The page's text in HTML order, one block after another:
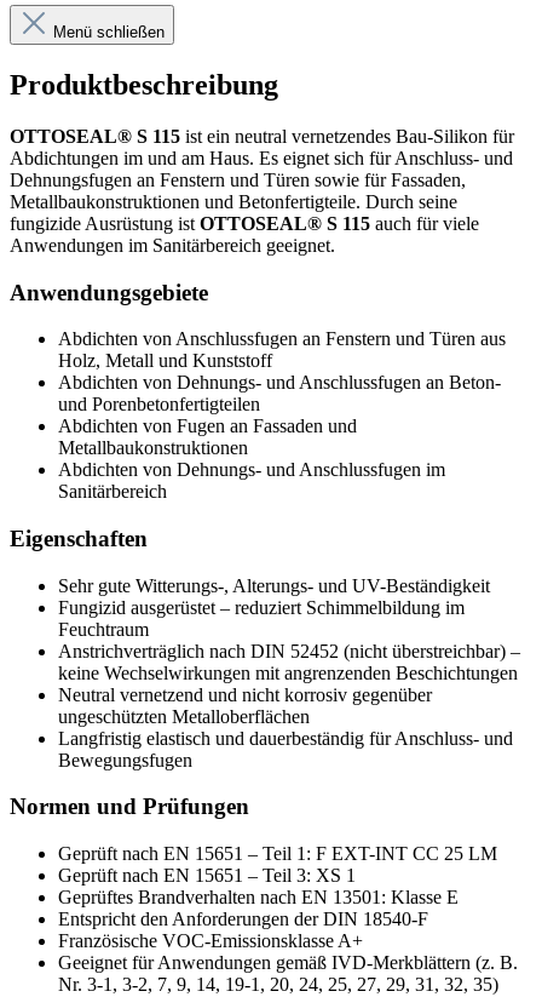
Menü schließen
Produktbeschreibung
OTTOSEAL® S 115 ist ein neutral vernetzendes Bau-Silikon für
Abdichtungen im und am Haus. Es eignet sich für Anschluss- und
Dehnungsfugen an Fenstern und Türen sowie für Fassaden,
Metallbaukonstruktionen und Betonfertigteile. Durch seine
fungizide Ausrüstung ist OTTOSEAL® S 115 auch für viele
Anwendungen im Sanitärbereich geeignet.
Anwendungsgebiete
Abdichten von Anschlussfugen an Fenstern und Türen aus
Holz, Metall und Kunststoff
Abdichten von Dehnungs- und Anschlussfugen an Beton-
und Porenbetonfertigteilen
Abdichten von Fugen an Fassaden und
Metallbaukonstruktionen
Abdichten von Dehnungs- und Anschlussfugen im
Sanitärbereich
Eigenschaften
Sehr gute Witterungs-, Alterungs- und UV-Beständigkeit
Fungizid ausgerüstet – reduziert Schimmelbildung im
Feuchtraum
Anstrichverträglich nach DIN 52452 (nicht überstreichbar) –
keine Wechselwirkungen mit angrenzenden Beschichtungen
Neutral vernetzend und nicht korrosiv gegenüber
ungeschützten Metalloberflächen
Langfristig elastisch und dauerbeständig für Anschluss- und
Bewegungsfugen
Normen und Prüfungen
Geprüft nach EN 15651 – Teil 1: F EXT-INT CC 25 LM
Geprüft nach EN 15651 – Teil 3: XS 1
Geprüftes Brandverhalten nach EN 13501: Klasse E
Entspricht den Anforderungen der DIN 18540-F
Französische VOC-Emissionsklasse A+
Geeignet für Anwendungen gemäß IVD-Merkblättern (z. B.
Nr. 3‑1, 3‑2, 7, 9, 14, 19‑1, 20, 24, 25, 27, 29, 31, 32, 35)